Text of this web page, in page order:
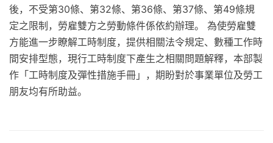
後，不受第30條、第32條、第36條、第37條、第49條規
定之限制，勞雇雙方之勞動條件係依約辦理。 為使勞雇雙
方能進一步瞭解工時制度，提供相關法令規定、數種工作時
間安排型態，現行工時制度下產生之相關問題解釋，本部製
作「工時制度及彈性措施手冊」，期盼對於事業單位及勞工
朋友均有所助益。